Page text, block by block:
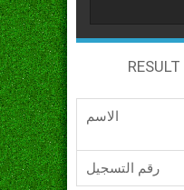
الاسم
رقم التسجيل